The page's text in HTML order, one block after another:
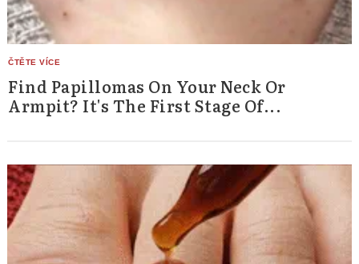
Find Papillomas On Your Neck Or
Armpit? It's The First Stage Of...